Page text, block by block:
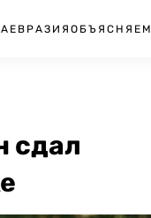
ЕВРАЗИЯ ОБЪЯСНЯЕМ
сдал